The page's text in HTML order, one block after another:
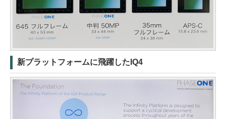
新プラットフォームに飛躍したIQ4